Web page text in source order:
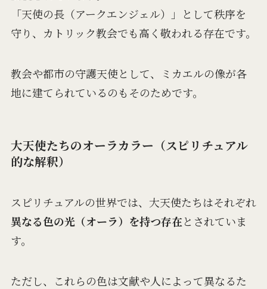
「天使の長（アークエンジェル）」として秩序を
守り、カトリック教会でも高く敬われる存在です。
教会や都市の守護天使として、ミカエルの像が各
地に建てられているのもそのためです。
大天使たちのオーラカラー（スピリチュアル
的な解釈）
スピリチュアルの世界では、大天使たちはそれぞれ
異なる色の光（オーラ）を持つ存在とされていま
す。
ただし、これらの色は文献や人によって異なるた